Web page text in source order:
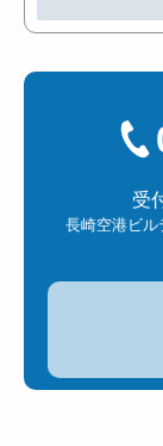
受
長崎空港ビ